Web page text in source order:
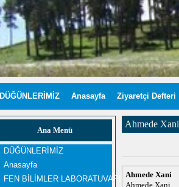
DÜĞÜNLERİMİZ Anasayfa Ziyaretçi Defteri
Ana Menü
DÜĞÜNLERİMİZ
Anasayfa
FEN BİLİMLER LABORATUVARI
Ahmede Xani
Ahmede Xani
Ahmede Xani